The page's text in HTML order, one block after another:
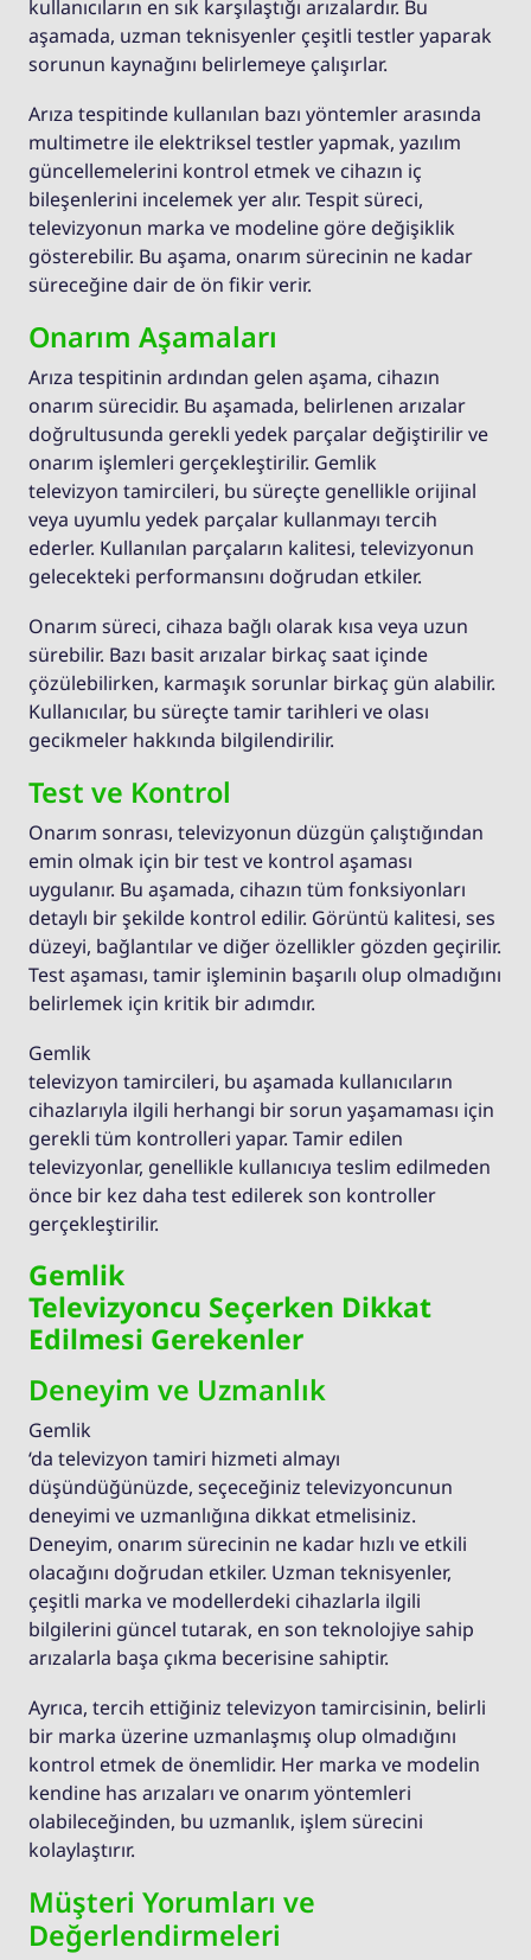
kullanıcıların en sık karşılaştığı arızalardır. Bu
aşamada, uzman teknisyenler çeşitli testler yaparak
sorunun kaynağını belirlemeye çalışırlar.
Arıza tespitinde kullanılan bazı yöntemler arasında
multimetre ile elektriksel testler yapmak, yazılım
güncellemelerini kontrol etmek ve cihazın iç
bileşenlerini incelemek yer alır. Tespit süreci,
televizyonun marka ve modeline göre değişiklik
gösterebilir. Bu aşama, onarım sürecinin ne kadar
süreceğine dair de ön fikir verir.
Onarım Aşamaları
Arıza tespitinin ardından gelen aşama, cihazın
onarım sürecidir. Bu aşamada, belirlenen arızalar
doğrultusunda gerekli yedek parçalar değiştirilir ve
onarım işlemleri gerçekleştirilir. Gemlik
televizyon tamircileri, bu süreçte genellikle orijinal
veya uyumlu yedek parçalar kullanmayı tercih
ederler. Kullanılan parçaların kalitesi, televizyonun
gelecekteki performansını doğrudan etkiler.
Onarım süreci, cihaza bağlı olarak kısa veya uzun
sürebilir. Bazı basit arızalar birkaç saat içinde
çözülebilirken, karmaşık sorunlar birkaç gün alabilir.
Kullanıcılar, bu süreçte tamir tarihleri ve olası
gecikmeler hakkında bilgilendirilir.
Test ve Kontrol
Onarım sonrası, televizyonun düzgün çalıştığından
emin olmak için bir test ve kontrol aşaması
uygulanır. Bu aşamada, cihazın tüm fonksiyonları
detaylı bir şekilde kontrol edilir. Görüntü kalitesi, ses
düzeyi, bağlantılar ve diğer özellikler gözden geçirilir.
Test aşaması, tamir işleminin başarılı olup olmadığını
belirlemek için kritik bir adımdır.
Gemlik
televizyon tamircileri, bu aşamada kullanıcıların
cihazlarıyla ilgili herhangi bir sorun yaşamaması için
gerekli tüm kontrolleri yapar. Tamir edilen
televizyonlar, genellikle kullanıcıya teslim edilmeden
önce bir kez daha test edilerek son kontroller
gerçekleştirilir.
Gemlik
Televizyoncu Seçerken Dikkat
Edilmesi Gerekenler
Deneyim ve Uzmanlık
Gemlik
‘da televizyon tamiri hizmeti almayı
düşündüğünüzde, seçeceğiniz televizyoncunun
deneyimi ve uzmanlığına dikkat etmelisiniz.
Deneyim, onarım sürecinin ne kadar hızlı ve etkili
olacağını doğrudan etkiler. Uzman teknisyenler,
çeşitli marka ve modellerdeki cihazlarla ilgili
bilgilerini güncel tutarak, en son teknolojiye sahip
arızalarla başa çıkma becerisine sahiptir.
Ayrıca, tercih ettiğiniz televizyon tamircisinin, belirli
bir marka üzerine uzmanlaşmış olup olmadığını
kontrol etmek de önemlidir. Her marka ve modelin
kendine has arızaları ve onarım yöntemleri
olabileceğinden, bu uzmanlık, işlem sürecini
kolaylaştırır.
Müşteri Yorumları ve
Değerlendirmeleri